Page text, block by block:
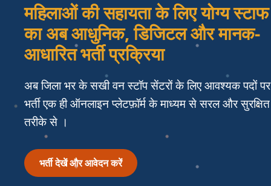
भर्ती
उपयोगकर्ता मैनुअल
संपर्क
महिलाओं की सहायता के लिए योग्य स्टाफ
का अब आधुनिक, डिजिटल और मानक-
आधारित भर्ती प्रक्रिया
अब जिला भर के सखी वन स्टॉप सेंटरों के लिए आवश्यक पदों पर
भर्ती एक ही ऑनलाइन प्लेटफ़ॉर्म के माध्यम से सरल और सुरक्षित
तरीके से ।
भर्ती देखें और आवेदन करें